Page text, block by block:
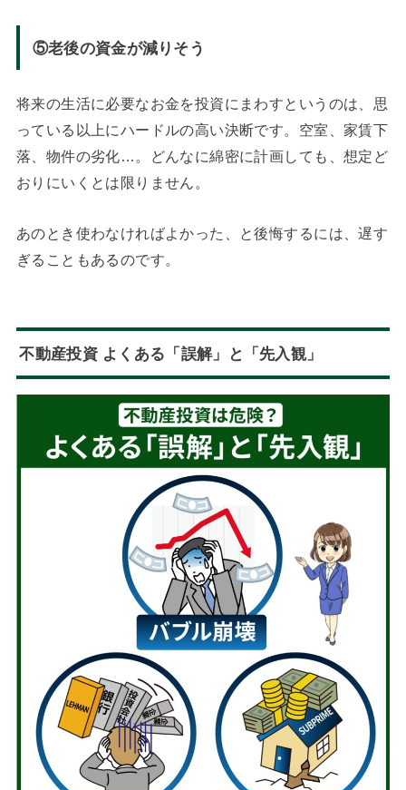
⑤老後の資金が減りそう
将来の生活に必要なお金を投資にまわすというのは、思
っている以上にハードルの高い決断です。空室、家賃下
落、物件の劣化…。どんなに綿密に計画しても、想定ど
おりにいくとは限りません。
あのとき使わなければよかった、と後悔するには、遅す
ぎることもあるのです。
不動産投資 よくある「誤解」と「先入観」